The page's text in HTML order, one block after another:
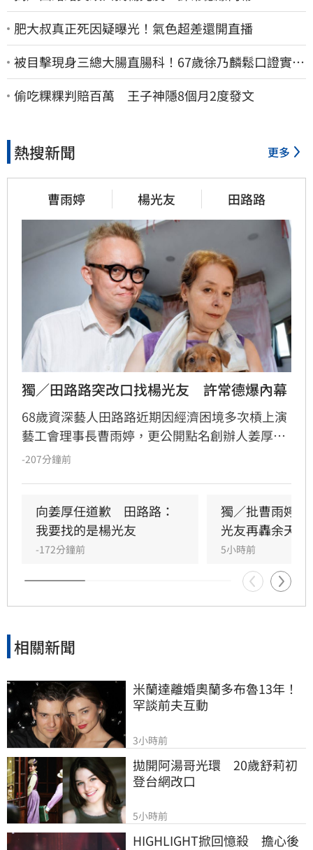
肥大叔真正死因疑曝光！氣色超差還開直播
被目擊現身三總大腸直腸科！67歲徐乃麟鬆口證實
了 真實體況曝光
偷吃粿粿判賠百萬 王子神隱8個月2度發文
熱搜新聞 更多
曹雨婷 楊光友 田路路
獨／田路路突改口找楊光友　許常德爆內幕
68歲資深藝人田路路近期因經濟困境多次槓上演
藝工會理事長曹雨婷，更公開點名創辦人姜厚任
出面，事後卻發文坦言搞錯對象，真正想找的是
德出面緩頰，建議田路路應先安頓好生活，並提
議透過口述歷史記錄資深藝人的故事。許常德同
時批評現任理事長曹雨婷不應神隱，呼籲工會應
展現具體作為照顧資深藝人，而非僅提供勞健保
功能。整起事件引發關注，田路路則強調目前先
處理身體狀況，後續發展仍待觀察。
-207分鐘前
向姜厚任道歉　田路路：
我要找的是楊光友
-172分鐘前
獨／批曹雨婷
光友再轟余天工
5小時前
相關新聞
米蘭達離婚奧蘭多布魯13年！
罕談前夫互動
3小時前
拋開阿湯哥光環　20歲舒莉初
登台網改口
5小時前
HIGHLIGHT掀回憶殺　擔心後